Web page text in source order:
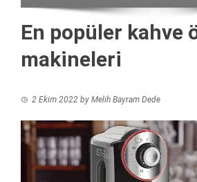
En popüler kahve
makineleri
2 Ekim 2022 by Melih Bayram Dede